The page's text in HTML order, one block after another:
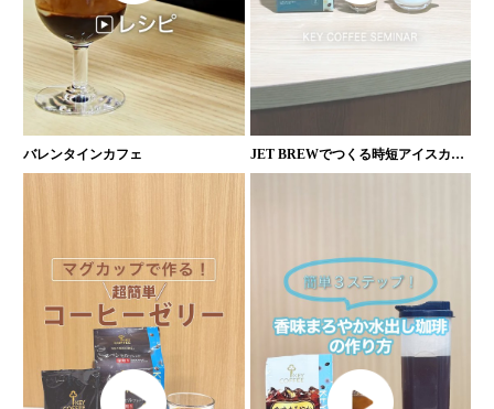
バレンタインカフェ
JET BREWでつくる時短アイスカフ